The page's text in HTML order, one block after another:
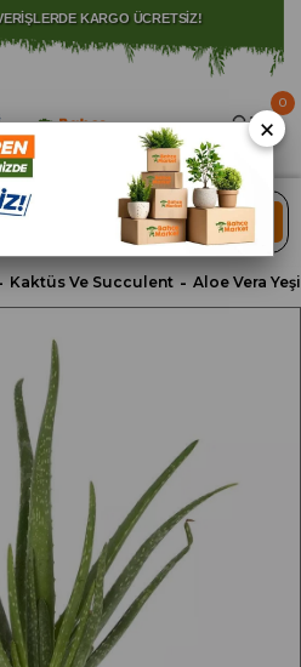
KARGO ÜCRETSİZ!
İSTANBUL İLİ İLE SINIRLIDIR.
ARA
0
Kaktüs Ve Succulent Aloe Vera
×